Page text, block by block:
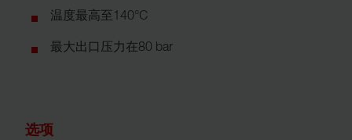
温度最高至140°C
最大出口压力在80 bar
选项